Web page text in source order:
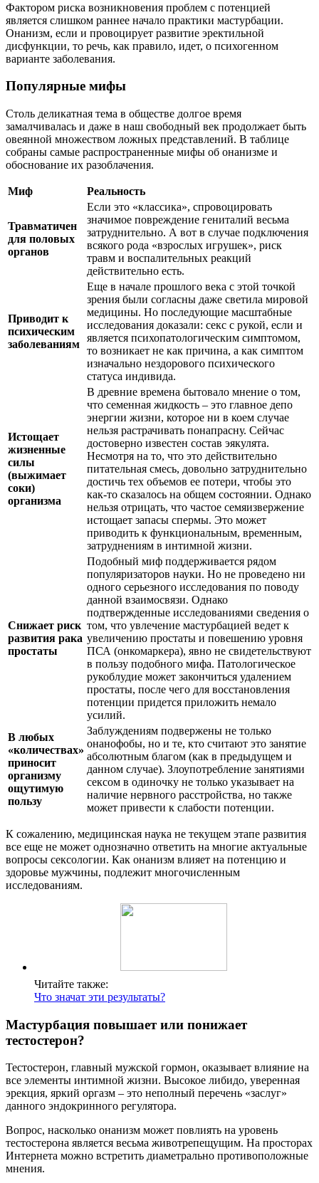
Фактором риска возникновения проблем с потенцией
является слишком раннее начало практики мастурбации.
Онанизм, если и провоцирует развитие эректильной
дисфункции, то речь, как правило, идет, о психогенном
варианте заболевания.
Популярные мифы
Столь деликатная тема в обществе долгое время
замалчивалась и даже в наш свободный век продолжает быть
овеянной множеством ложных представлений. В таблице
собраны самые распространенные мифы об онанизме и
обоснование их разоблачения.
Миф Реальность
Травматичен
для половых
органов
Если это «классика», спровоцировать
значимое повреждение гениталий весьма
затруднительно. А вот в случае подключения
всякого рода «взрослых игрушек», риск
травм и воспалительных реакций
действительно есть.
Приводит к
психическим
заболеваниям
Еще в начале прошлого века с этой точкой
зрения были согласны даже светила мировой
медицины. Но последующие масштабные
исследования доказали: секс с рукой, если и
является психопатологическим симптомом,
то возникает не как причина, а как симптом
изначально нездорового психического
статуса индивида.
Истощает
жизненные
силы
(выжимает
соки)
организма
В древние времена бытовало мнение о том,
что семенная жидкость – это главное депо
энергии жизни, которое ни в коем случае
нельзя растрачивать понапрасну. Сейчас
достоверно известен состав эякулята.
Несмотря на то, что это действительно
питательная смесь, довольно затруднительно
достичь тех объемов ее потери, чтобы это
как-то сказалось на общем состоянии. Однако
нельзя отрицать, что частое семяизвержение
истощает запасы спермы. Это может
приводить к функциональным, временным,
затруднениям в интимной жизни.
Снижает риск
развития рака
простаты
Подобный миф поддерживается рядом
популяризаторов науки. Но не проведено ни
одного серьезного исследования по поводу
данной взаимосвязи. Однако
подтвержденные исследованиями сведения о
том, что увлечение мастурбацией ведет к
увеличению простаты и повешению уровня
ПСА (онкомаркера), явно не свидетельствуют
в пользу подобного мифа. Патологическое
рукоблудие может закончиться удалением
простаты, после чего для восстановления
потенции придется приложить немало
усилий.
В любых
«количествах»
приносит
организму
ощутимую
пользу
Заблуждениям подвержены не только
онанофобы, но и те, кто считают это занятие
абсолютным благом (как в предыдущем и
данном случае). Злоупотребление занятиями
сексом в одиночку не только указывает на
наличие нервного расстройства, но также
может привести к слабости потенции.
К сожалению, медицинская наука не текущем этапе развития
все еще не может однозначно ответить на многие актуальные
вопросы сексологии. Как онанизм влияет на потенцию и
здоровье мужчины, подлежит многочисленным
исследованиям.
Читайте также:
Что значат эти результаты?
Мастурбация повышает или понижает
тестостерон?
Тестостерон, главный мужской гормон, оказывает влияние на
все элементы интимной жизни. Высокое либидо, уверенная
эрекция, яркий оргазм – это неполный перечень «заслуг»
данного эндокринного регулятора.
Вопрос, насколько онанизм может повлиять на уровень
тестостерона является весьма животрепещущим. На просторах
Интернета можно встретить диаметрально противоположные
мнения.